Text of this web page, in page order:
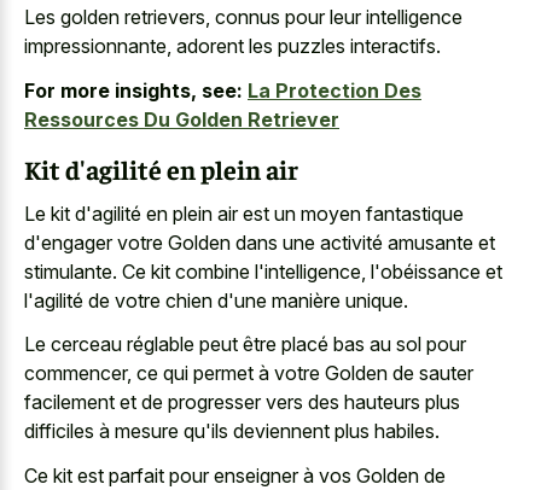
Les golden retrievers, connus pour leur intelligence
impressionnante, adorent les puzzles interactifs.
For more insights, see: La Protection Des
Ressources Du Golden Retriever
Kit d'agilité en plein air
Le kit d'agilité en plein air est un moyen fantastique
d'engager votre Golden dans une activité amusante et
stimulante. Ce kit combine l'intelligence, l'obéissance et
l'agilité de votre chien d'une manière unique.
Le cerceau réglable peut être placé bas au sol pour
commencer, ce qui permet à votre Golden de sauter
facilement et de progresser vers des hauteurs plus
difficiles à mesure qu'ils deviennent plus habiles.
Ce kit est parfait pour enseigner à vos Golden de